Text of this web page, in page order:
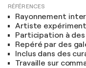
RÉFÉRENCES
Rayonnement
Artiste
Participation à
Repéré par des
Inclus dans des
Travaille sur